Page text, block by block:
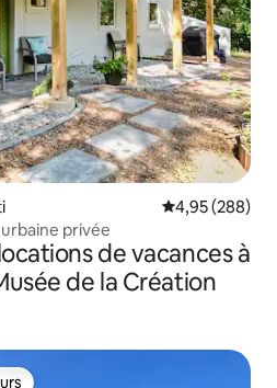
Évaluation
4,95 (288)
privée
de vacances à
de la Création